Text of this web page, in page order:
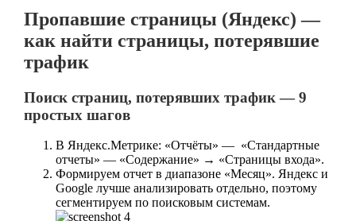
Пропавшие страницы (Яндекс) —
как найти страницы, потерявшие
трафик
Поиск страниц, потерявших трафик — 9
простых шагов
В Яндекс.Метрике: «Отчёты» — «Стандартные
отчеты» — «Содержание» → «Страницы входа».
Формируем отчет в диапазоне «Месяц». Яндекс и
Google лучше анализировать отдельно, поэтому
сегментируем по поисковым системам.